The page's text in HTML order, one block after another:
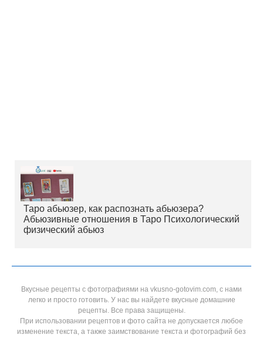
Таро абьюзер, как распознать абьюзера?
Абьюзивные отношения в Таро Психологический
физический абьюз
Вкусные рецепты с фотографиями на vkusno-gotovim.com, с нами
легко и просто готовить. У нас вы найдете вкусные домашние
рецепты. Все права защищены.
При использовании рецептов и фото сайта не допускается любое
изменение текста, а также заимствование текста и фотографий без